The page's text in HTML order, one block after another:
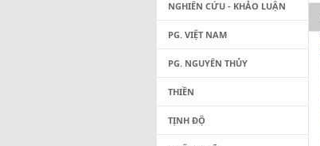
NGHIÊN CỨU - KHẢO LUẬN
PG. VIỆT NAM
PG. NGUYÊN THỦY
THIỀN
TỊNH ĐỘ